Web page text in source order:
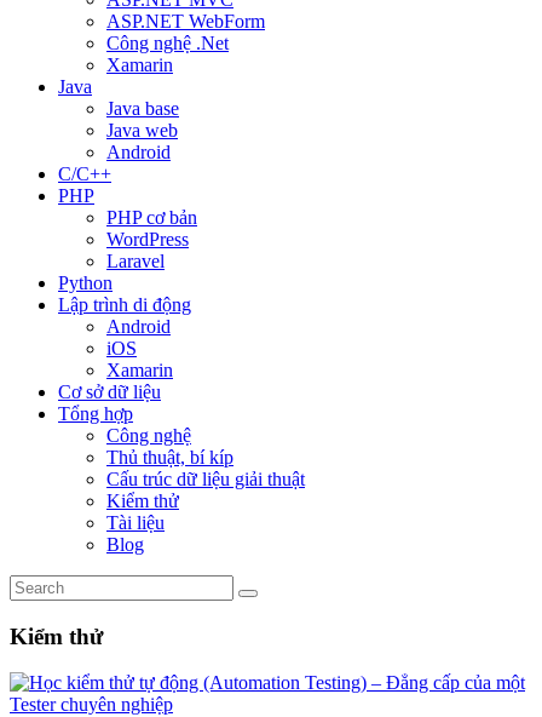
ASP.NET WebForm
Công nghệ .Net
Xamarin
Java
Java base
Java web
Android
C/C++
PHP
PHP cơ bản
WordPress
Laravel
Python
Lập trình di động
Android
iOS
Xamarin
Cơ sở dữ liệu
Tổng hợp
Công nghệ
Thủ thuật, bí kíp
Cấu trúc dữ liệu giải thuật
Kiểm thử
Tài liệu
Blog
Kiểm thử